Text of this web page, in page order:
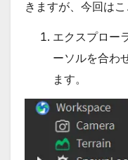
きますが、今回は
エクスプロー
ーソルを合わ
ます。